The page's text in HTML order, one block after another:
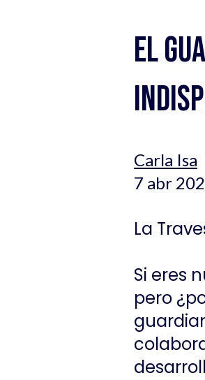
El
Carla Isa
7 abr
La
Si eres
pero